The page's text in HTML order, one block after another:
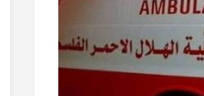
للأسرى بمناسبة
رفضًا لمشروع
دلياني: الاحتلال يسعى
للتغطية على جرائمه بقطع
الاتصالات عن غزة